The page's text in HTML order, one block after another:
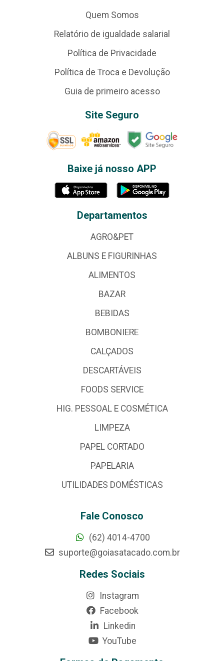
Quem Somos
Relatório de igualdade salarial
Política de Privacidade
Política de Troca e Devolução
Guia de primeiro acesso
Site Seguro
Baixe já nosso APP
Departamentos
AGRO&PET
ALBUNS E FIGURINHAS
ALIMENTOS
BAZAR
BEBIDAS
BOMBONIERE
CALÇADOS
DESCARTÁVEIS
FOODS SERVICE
HIG. PESSOAL E COSMÉTICA
LIMPEZA
PAPEL CORTADO
PAPELARIA
UTILIDADES DOMÉSTICAS
Fale Conosco
(62) 4014-4700
suporte@goiasatacado.com.br
Redes Sociais
Instagram
Facebook
Linkedin
YouTube